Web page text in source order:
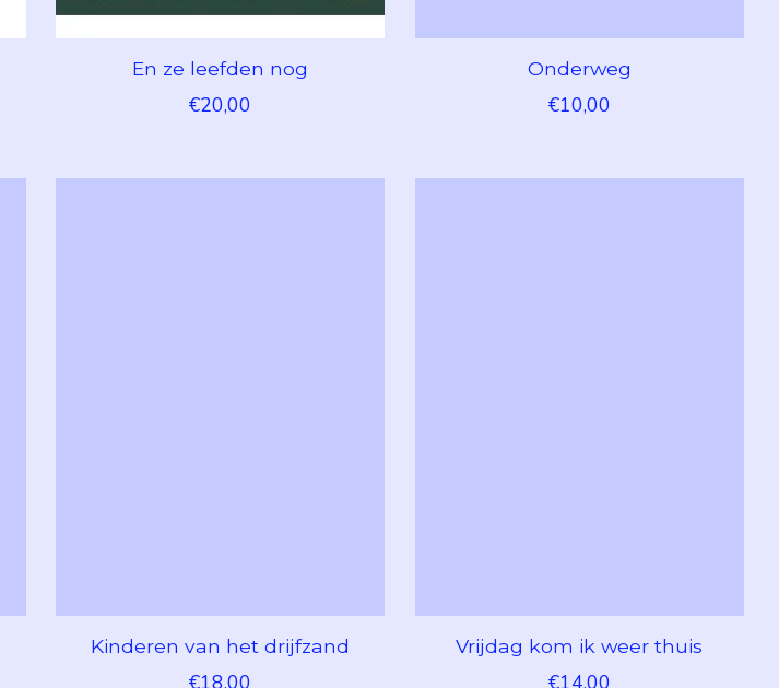
En ze leefden nog
€20,00
Onderweg
€10,00
Kinderen van het drijfzand
€18,00
Vrijdag kom ik weer thuis
€14,00